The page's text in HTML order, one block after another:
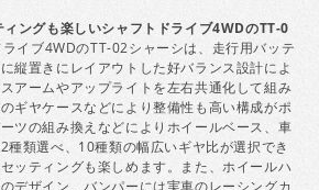
ィングも楽しいシャフトドライブ4WDのTT-0
イブ4WDのTT-02シャーシは、走行用バッテ
縦置きにレイアウトした好バランス設計によ
アームやアップライトを左右共通化して組み
ギヤケースなどにより整備性も高い構成がポ
ツの組み換えなどによりホイールベース、車
種類選べ、10種類の幅広いギヤ比が選択でき
ッティングも楽しめます。また、ホイールハ
デザイン、バンパーには実車のレーシングカ